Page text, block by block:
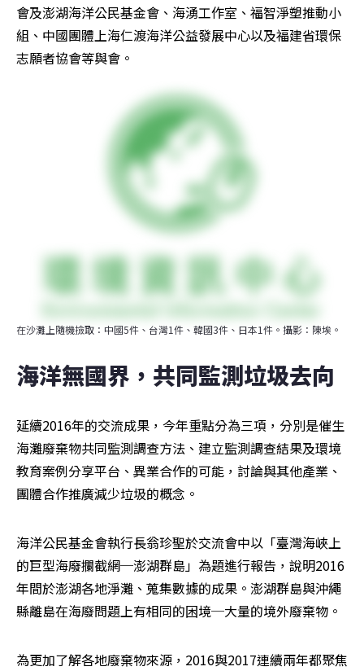
會及澎湖海洋公民基金會、海湧工作室、福智淨塑推動小
組、中國團體上海仁渡海洋公益發展中心以及福建省環保
志願者協會等與會。
在沙灘上隨機撿取：中國5件、台灣1件、韓國3件、日本1件。攝影：陳埃。
海洋無國界，共同監測垃圾去向
延續2016年的交流成果，今年重點分為三項，分別是催生
海灘廢棄物共同監測調查方法、建立監測調查結果及環境
教育案例分享平台、異業合作的可能，討論與其他產業、
團體合作推廣減少垃圾的概念。
海洋公民基金會執行長翁珍聖於交流會中以「臺灣海峽上
的巨型海廢攔截網─澎湖群島」為題進行報告，說明2016
年間於澎湖各地淨灘、蒐集數據的成果。澎湖群島與沖繩
縣離島在海廢問題上有相同的困境─大量的境外廢棄物。
為更加了解各地廢棄物來源，2016與2017連續兩年都聚焦